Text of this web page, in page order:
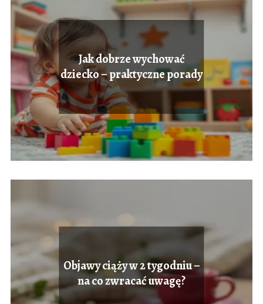
Jak dobrze wychować
dziecko – praktyczne porady
Objawy ciąży w 2 tygodniu –
na co zwracać uwagę?